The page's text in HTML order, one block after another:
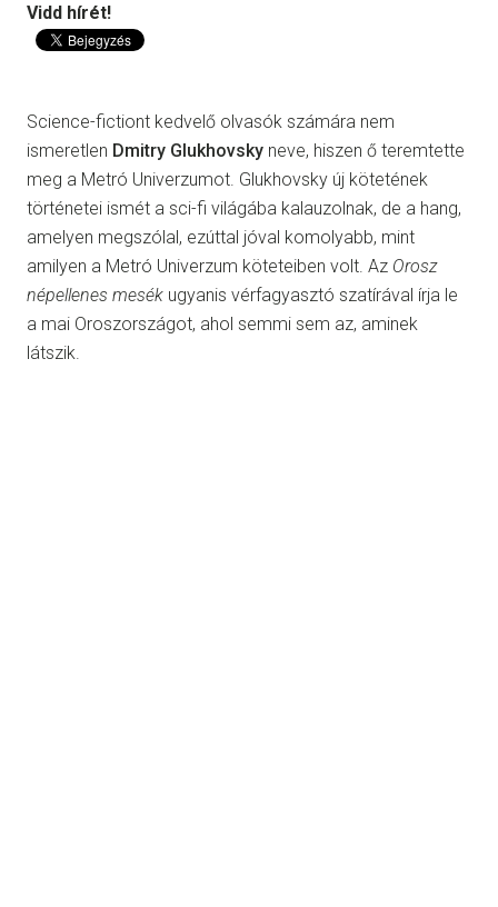
Vidd hírét!
Science-fictiont kedvelő olvasók számára nem
ismeretlen Dmitry Glukhovsky neve, hiszen ő teremtette
meg a Metró Univerzumot. Glukhovsky új kötetének
történetei ismét a sci-fi világába kalauzolnak, de a hang,
amelyen megszólal, ezúttal jóval komolyabb, mint
amilyen a Metró Univerzum köteteiben volt. Az Orosz
népellenes mesék ugyanis vérfagyasztó szatírával írja le
a mai Oroszországot, ahol semmi sem az, aminek
látszik.